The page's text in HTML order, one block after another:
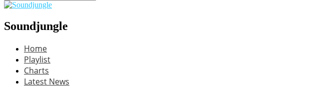
Soundjungle
Home
Playlist
Charts
Latest News